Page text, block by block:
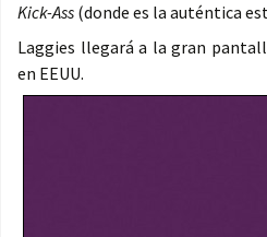
Kick-Ass (donde es la auténtica
Laggies llegará a la gran
en EEUU.